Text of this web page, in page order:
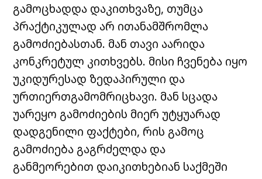
გამოცხადდა დაკითხვაზე, თუმცა
პრაქტიკულად არ ითანამშრომლა
გამოძიებასთან. მან თავი აარიდა
კონკრეტულ კითხვებს. მისი ჩვენება იყო
უკიდურესად ზედაპირული და
ურთიერთგამომრიცხავი. მან სცადა
უარეყო გამოძიების მიერ უტყუარად
დადგენილი ფაქტები, რის გამოც
გამოძიება გაგრძელდა და
განმეორებით დაიკითხებიან საქმეში